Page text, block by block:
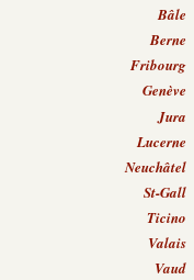
Bâle
Berne
Fribourg
Genève
Jura
Lucerne
Neuchâtel
St-Gall
Ticino
Valais
Vaud